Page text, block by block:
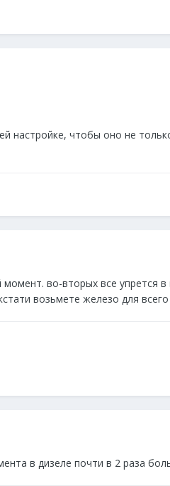
настройке, чтобы оно не
во-вторых все упрется в
возьмете железо для всего
в дизеле почти в 2 раза